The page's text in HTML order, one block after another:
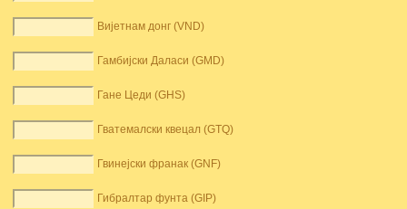
Вијетнам донг (VND)
Гамбијски Даласи (GMD)
Гане Цеди (GHS)
Гватемалски квецал (GTQ)
Гвинејски франак (GNF)
Гибралтар фунта (GIP)